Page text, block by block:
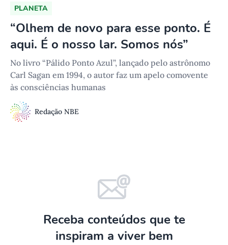
PLANETA
“Olhem de novo para esse ponto. É
aqui. É o nosso lar. Somos nós”
No livro “Pálido Ponto Azul”, lançado pelo astrônomo
Carl Sagan em 1994, o autor faz um apelo comovente
às consciências humanas
Redação NBE
Receba conteúdos que te
inspiram a viver bem